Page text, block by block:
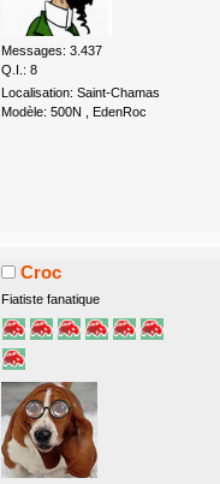
Messages: 3.437
Q.I.: 8
Localisation: Saint-Chamas
Modèle: 500N , EdenRoc
Croc
Fiatiste fanatique